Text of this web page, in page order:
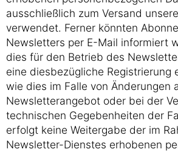
ausschließlich zum Versand
verwendet. Ferner könnten
Newsletters per E-Mail informiert
dies für den Betrieb des
eine diesbezügliche Registrierung
wie dies im Falle von Änderungen
Newsletterangebot oder bei der
technischen Gegebenheiten der
erfolgt keine Weitergabe der im
Newsletter-Dienstes erhobenen